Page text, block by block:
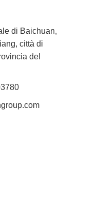
di Baichuan,
città di
del